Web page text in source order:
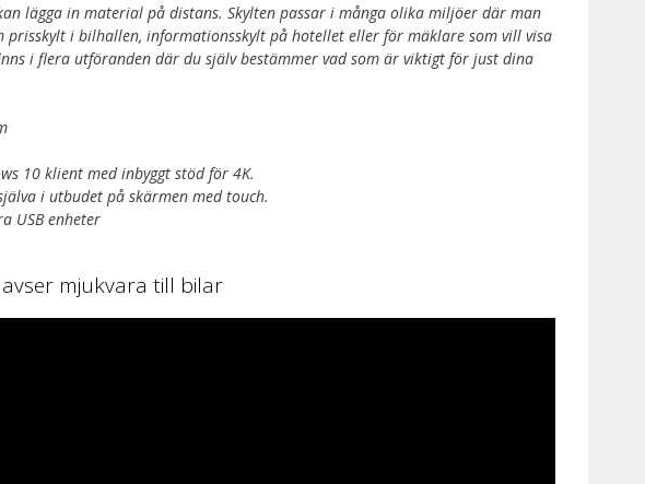
lägga in material på distans. Skylten passar i många olika miljöer där man
prisskylt i bilhallen, informationsskylt på hotellet eller för mäklare som vill visa
i flera utföranden där du själv bestämmer vad som är viktigt för just dina
10 klient med inbyggt stöd för 4K.
i utbudet på skärmen med touch.
USB enheter
avser mjukvara till bilar